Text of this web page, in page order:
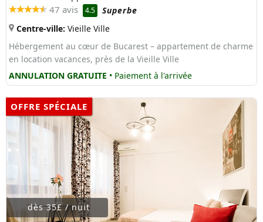
47 avis 4.5
Superbe
Centre-ville: Vieille Ville
Hébergement au cœur de Bucarest – appartement de charme
en location vacances, près de la Vieille Ville
ANNULATION GRATUITE • Paiement à l'arrivée
OFFRE SPÉCIALE
dès 35£ / nuit